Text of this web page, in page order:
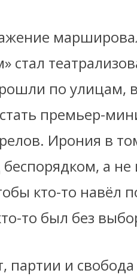
стал
по улицам,
премьер-
Ирония в
а не
кто-то навёл
то был без
партии и